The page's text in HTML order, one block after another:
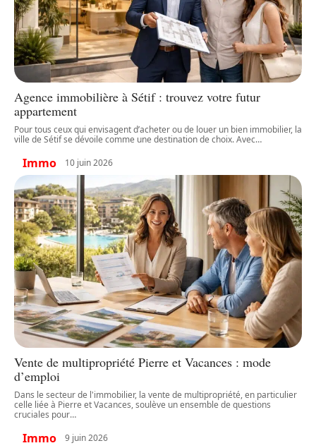
Agence immobilière à Sétif : trouvez votre futur
appartement
Pour tous ceux qui envisagent d’acheter ou de louer un bien immobilier, la
ville de Sétif se dévoile comme une destination de choix. Avec…
Immo 10 juin 2026
Vente de multipropriété Pierre et Vacances : mode
d’emploi
Dans le secteur de l'immobilier, la vente de multipropriété, en particulier
celle liée à Pierre et Vacances, soulève un ensemble de questions
cruciales pour…
Immo 9 juin 2026